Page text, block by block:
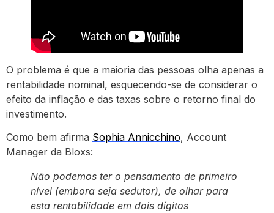
O problema é que a maioria das pessoas olha apenas a
rentabilidade nominal, esquecendo-se de considerar o
efeito da inflação e das taxas sobre o retorno final do
investimento.
Como bem afirma Sophia Annicchino, Account
Manager da Bloxs:
Não podemos ter o pensamento de primeiro
nível (embora seja sedutor), de olhar para
esta rentabilidade em dois dígitos